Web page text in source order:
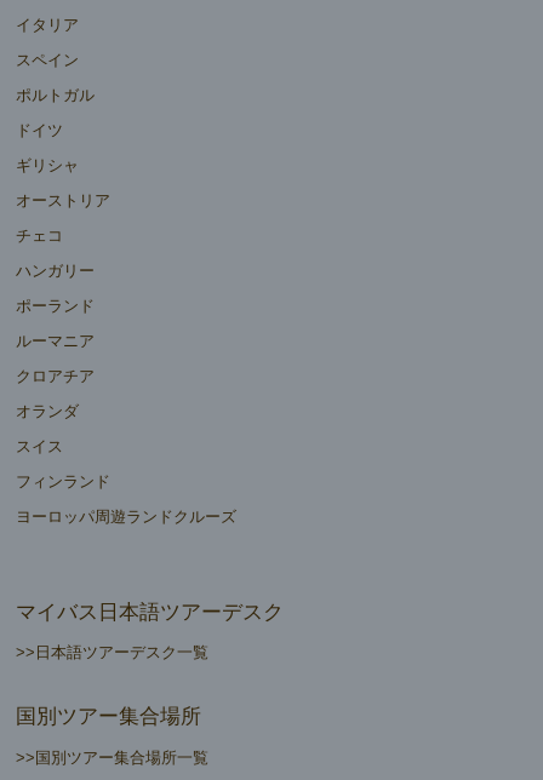
イタリア
スペイン
ポルトガル
ドイツ
ギリシャ
オーストリア
チェコ
ハンガリー
ポーランド
ルーマニア
クロアチア
オランダ
スイス
フィンランド
ヨーロッパ周遊ランドクルーズ
マイバス日本語ツアーデスク
>>日本語ツアーデスク一覧
国別ツアー集合場所
>>国別ツアー集合場所一覧